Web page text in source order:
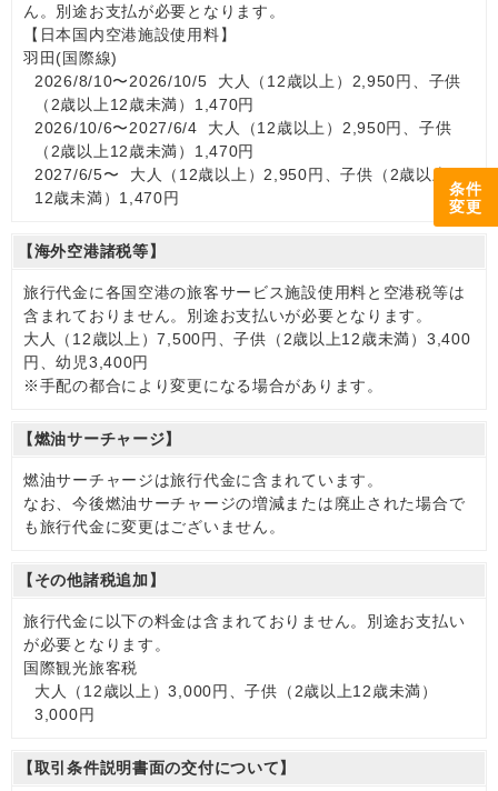
条件
変更
ん。別途お支払が必要となります。
【日本国内空港施設使用料】
羽田(国際線)
2026/8/10〜2026/10/5 大人（12歳以上）2,950円、子供
（2歳以上12歳未満）1,470円
2026/10/6〜2027/6/4 大人（12歳以上）2,950円、子供
（2歳以上12歳未満）1,470円
2027/6/5〜 大人（12歳以上）2,950円、子供（2歳以上
12歳未満）1,470円
【海外空港諸税等】
旅行代金に各国空港の旅客サービス施設使用料と空港税等は
含まれておりません。別途お支払いが必要となります。
大人（12歳以上）7,500円、子供（2歳以上12歳未満）3,400
円、幼児3,400円
※手配の都合により変更になる場合があります。
【燃油サーチャージ】
燃油サーチャージは旅行代金に含まれています。
なお、今後燃油サーチャージの増減または廃止された場合で
も旅行代金に変更はございません。
【その他諸税追加】
旅行代金に以下の料金は含まれておりません。別途お支払い
が必要となります。
国際観光旅客税
大人（12歳以上）3,000円、子供（2歳以上12歳未満）
3,000円
【取引条件説明書面の交付について】